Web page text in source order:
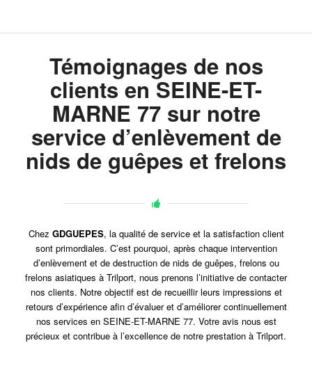
Témoignages de nos
clients en SEINE-ET-
MARNE 77 sur notre
service d’enlèvement de
nids de guêpes et frelons
Chez GDGUEPES, la qualité de service et la satisfaction client
sont primordiales. C’est pourquoi, après chaque intervention
d’enlèvement et de destruction de nids de guêpes, frelons ou
frelons asiatiques à Trilport, nous prenons l’initiative de contacter
nos clients. Notre objectif est de recueillir leurs impressions et
retours d’expérience afin d’évaluer et d’améliorer continuellement
nos services en SEINE-ET-MARNE 77. Votre avis nous est
précieux et contribue à l’excellence de notre prestation à Trilport.